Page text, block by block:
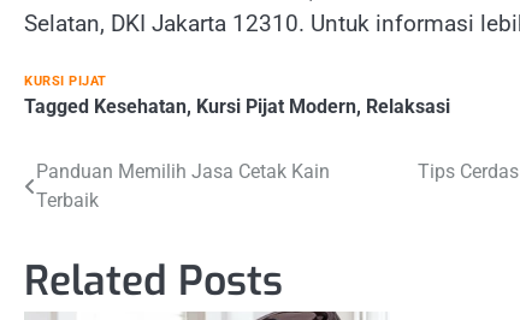
Selatan, DKI Jakarta 12310. Untuk informasi
KURSI PIJAT
Tagged Kesehatan, Kursi Pijat Modern, Relaksasi
Post
Panduan Memilih Jasa Cetak Kain
Terbaik
Tips
Related Posts